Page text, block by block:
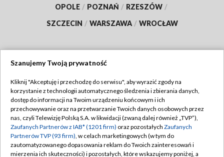
OPOLE / POZNAŃ / RZESZÓW /
SZCZECIN / WARSZAWA / WROCŁAW
TVP
Abonament TVP
Emisja w TVP
Centrum informacji TVP
Regulamin TVP
Polityka prywatności
Moje zgody
Szanujemy Twoją prywatność
Kliknij "Akceptuję i przechodzę do serwisu", aby wyrazić zgody na
korzystanie z technologii automatycznego śledzenia i zbierania danych,
dostęp do informacji na Twoim urządzeniu końcowym i ich
przechowywanie oraz na przetwarzanie Twoich danych osobowych przez
nas, czyli Telewizję Polską S.A. w likwidacji (zwaną dalej również „TVP”),
Zaufanych Partnerów z IAB* (1201 firm) oraz pozostałych Zaufanych
Partnerów TVP (93 firm), w celach marketingowych (w tym do
zautomatyzowanego dopasowania reklam do Twoich zainteresowań i
mierzenia ich skuteczności) i pozostałych, które wskazujemy poniżej, a